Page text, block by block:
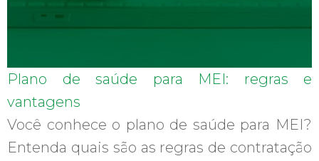
Plano de saúde para MEI: regras e
vantagens
Você conhece o plano de saúde para MEI?
Entenda quais são as regras de contratação